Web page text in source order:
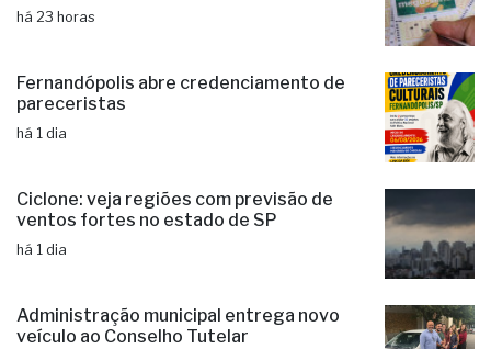
há 23 horas
Fernandópolis abre credenciamento de
pareceristas
há 1 dia
Ciclone: veja regiões com previsão de
ventos fortes no estado de SP
há 1 dia
Administração municipal entrega novo
veículo ao Conselho Tutelar